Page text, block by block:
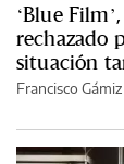
‘Blue
rechazado
situación
Francisco Gámiz